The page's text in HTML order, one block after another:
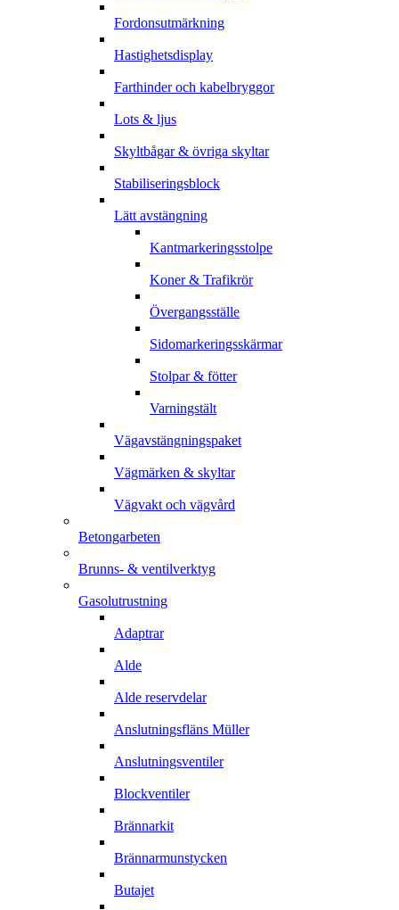
Fordonsutmärkning
Hastighetsdisplay
Farthinder och kabelbryggor
Lots & ljus
Skyltbågar & övriga skyltar
Stabiliseringsblock
Lätt avstängning
Kantmarkeringsstolpe
Koner & Trafikrör
Övergangsställe
Sidomarkeringsskärmar
Stolpar & fötter
Varningstält
Vägavstängningspaket
Vägmärken & skyltar
Vägvakt och vägvård
Betongarbeten
Brunns- & ventilverktyg
Gasolutrustning
Adaptrar
Alde
Alde reservdelar
Anslutningsfläns Müller
Anslutningsventiler
Blockventiler
Brännarkit
Brännarmunstycken
Butajet